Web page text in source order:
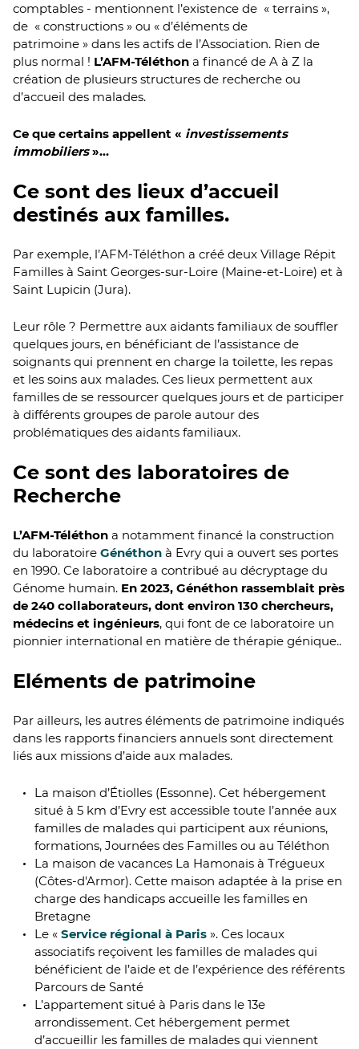
comptables - mentionnent l’existence de « terrains »,
de « constructions » ou « d’éléments de
patrimoine » dans les actifs de l’Association. Rien de
plus normal ! L’AFM-Téléthon a financé de A à Z la
création de plusieurs structures de recherche ou
d’accueil des malades.
Ce que certains appellent « investissements
immobiliers»…
Ce sont des lieux d’accueil
destinés aux familles.
Par exemple, l’AFM-Téléthon a créé deux Village Répit
Familles à Saint Georges-sur-Loire (Maine-et-Loire) et à
Saint Lupicin (Jura).
Leur rôle ? Permettre aux aidants familiaux de souffler
quelques jours, en bénéficiant de l’assistance de
soignants qui prennent en charge la toilette, les repas
et les soins aux malades. Ces lieux permettent aux
familles de se ressourcer quelques jours et de participer
à différents groupes de parole autour des
problématiques des aidants familiaux.
Ce sont des laboratoires de
Recherche
L’AFM-Téléthon a notamment financé la construction
du laboratoire Généthon à Evry qui a ouvert ses portes
en 1990. Ce laboratoire a contribué au décryptage du
Génome humain. En 2023, Généthon rassemblait près
de 240 collaborateurs, dont environ 130 chercheurs,
médecins et ingénieurs, qui font de ce laboratoire un
pionnier international en matière de thérapie génique..
Eléments de patrimoine
Par ailleurs, les autres éléments de patrimoine indiqués
dans les rapports financiers annuels sont directement
liés aux missions d’aide aux malades.
La maison d’Étiolles (Essonne). Cet hébergement
situé à 5 km d’Evry est accessible toute l’année aux
familles de malades qui participent aux réunions,
formations, Journées des Familles ou au Téléthon
La maison de vacances La Hamonais à Trégueux
(Côtes-d'Armor). Cette maison adaptée à la prise en
charge des handicaps accueille les familles en
Bretagne
Le « Service régional à Paris ». Ces locaux
associatifs reçoivent les familles de malades qui
bénéficient de l’aide et de l’expérience des référents
Parcours de Santé
L’appartement situé à Paris dans le 13e
arrondissement. Cet hébergement permet
d’accueillir les familles de malades qui viennent